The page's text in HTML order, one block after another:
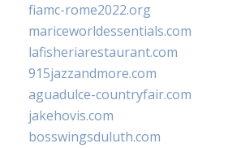
fiamc-rome2022.org
mariceworldessentials.com
lafisheriarestaurant.com
915jazzandmore.com
aguadulce-countryfair.com
jakehovis.com
bosswingsduluth.com